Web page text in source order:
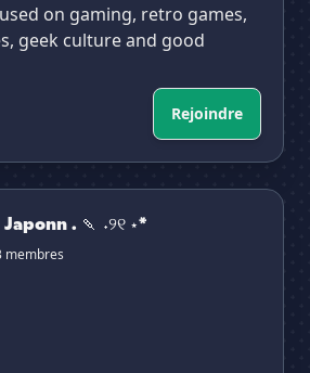
on gaming, retro games,
geek culture and good
Rejoindre
⋆*
. 🍡 ˖୨୧ ⋆*
membres